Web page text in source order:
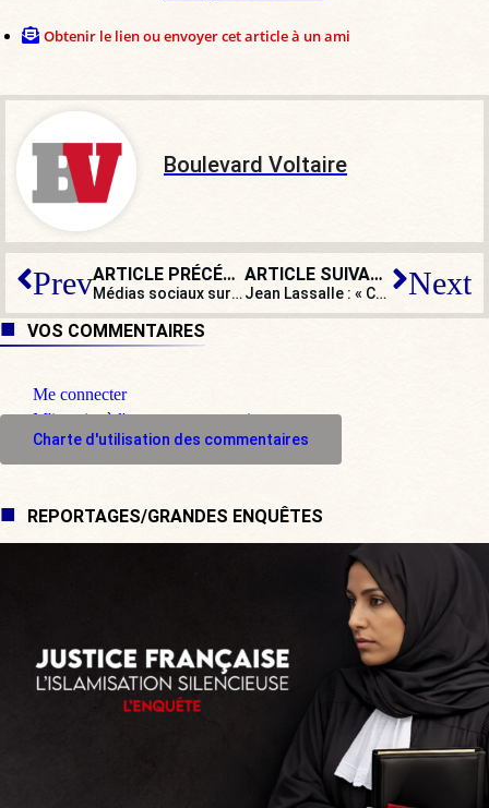
Obtenir le lien ou envoyer cet article à un ami
Boulevard Voltaire
Prev ARTICLE PRÉCÉDENT
Médias sociaux sur le grill
ARTICLE SUIVANT
Jean Lassalle : « Ce projet de loi sur la glottophobie est une affaire de bobo. Il y a des sujets plus graves ! » Next
VOS COMMENTAIRES
Me connecter
M'inscrire à l'espace commentaire
Charte d'utilisation des commentaires
REPORTAGES/GRANDES ENQUÊTES